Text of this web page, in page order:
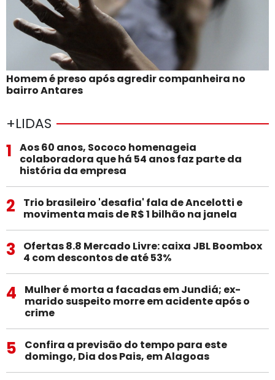
Homem é preso após agredir companheira no
bairro Antares
+LIDAS
1
Aos 60 anos, Sococo homenageia
colaboradora que há 54 anos faz parte da
história da empresa
2
Trio brasileiro 'desafia' fala de Ancelotti e
movimenta mais de R$ 1 bilhão na janela
3
Ofertas 8.8 Mercado Livre: caixa JBL Boombox
4 com descontos de até 53%
4
Mulher é morta a facadas em Jundiá; ex-
marido suspeito morre em acidente após o
crime
5
Confira a previsão do tempo para este
domingo, Dia dos Pais, em Alagoas